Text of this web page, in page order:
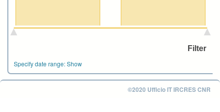
Specify date range:Show
©2020 Ufficio IT IRCRES CNR